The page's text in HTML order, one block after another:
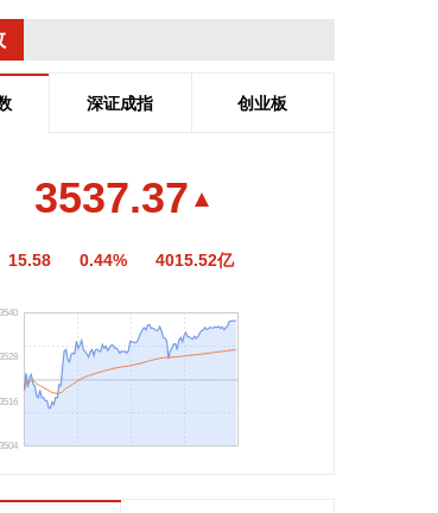
5日，美国白宫新闻秘书莱维特表示，有
普与国防部长赫格塞思在马里兰州戴维
10:46:17
联合承建的、巴基斯坦规模最大的通
01） 落成典礼在伊斯兰堡举办。作为
座定制化AI原生Tier III级数据中心，
昆仑一号总供电容量达8.5兆瓦。该中心将
全国范围内提供强大的云计算、数据托管
深证成指 创业板
3537.37
15.58 0.44% 4015.52亿
3504
3516
3528
3540